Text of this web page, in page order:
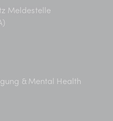
Meldestelle
& Mental Health